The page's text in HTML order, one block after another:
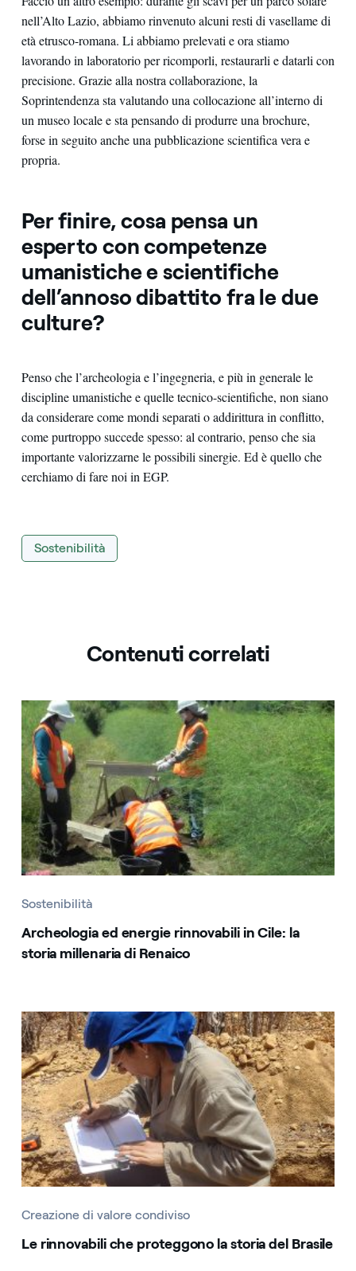
nell’Alto Lazio, abbiamo rinvenuto alcuni resti di vasellame di
età etrusco-romana. Li abbiamo prelevati e ora stiamo
lavorando in laboratorio per ricomporli, restaurarli e datarli con
precisione. Grazie alla nostra collaborazione, la
Soprintendenza sta valutando una collocazione all’interno di
un museo locale e sta pensando di produrre una brochure,
forse in seguito anche una pubblicazione scientifica vera e
propria.
Per finire, cosa pensa un
esperto con competenze
umanistiche e scientifiche
dell’annoso dibattito fra le due
culture?
Penso che l’archeologia e l’ingegneria, e più in generale le
discipline umanistiche e quelle tecnico-scientifiche, non siano
da considerare come mondi separati o addirittura in conflitto,
come purtroppo succede spesso: al contrario, penso che sia
importante valorizzarne le possibili sinergie. Ed è quello che
cerchiamo di fare noi in EGP.
Sostenibilità
Contenuti correlati
Sostenibilità
Archeologia ed energie rinnovabili in Cile: la
storia millenaria di Renaico
Creazione di valore condiviso
Le rinnovabili che proteggono la storia del Brasile